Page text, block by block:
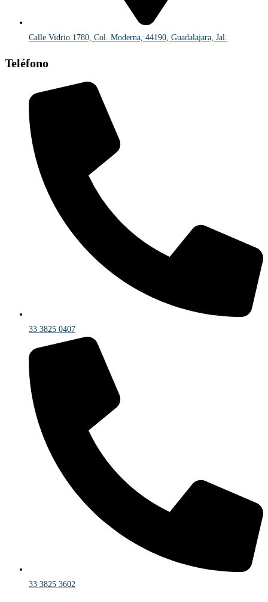
Calle Vidrio 1780, Col. Moderna, 44190, Guadalajara, Jal.
Teléfono
33 3825 0407
33 3825 3602